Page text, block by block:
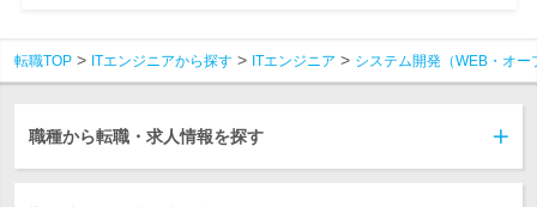
転職TOP ITエンジニアから探す ITエンジニア システム開発（WEB・オ
職種から転職・求人情報を探す